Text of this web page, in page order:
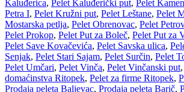
Kaluđerica, Pelet Kaluđerički put, Pelet
Petra I, Pelet Kružni put, Pelet Leštane, Pelet
Mostarska petlja, Pelet Obrenovac, Pelet
Pelet Prokop, Pelet Put za Boleč, Pelet Put za
Pelet Save Kovačevića, Pelet Savska ulica,
Senjak, Pelet Stari Sajam, Pelet Surčin, Pelet
Pelet Umčari, Pelet Vinča, Pelet Vinčanski put,
domaćinstva Ritopek, Pelet za firme Ritopek,
Prodaja peleta Baljevac, Prodaja peleta Barič,